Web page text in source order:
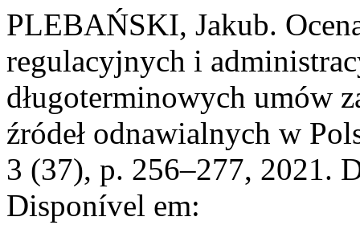
PLEBAŃSKI, Jakub.
regulacyjnych i
długoterminowych umów
źródeł odnawialnych w
3 (37), p. 256–277, 2021.
Disponível em: